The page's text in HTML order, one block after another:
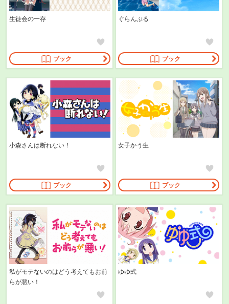
生徒会の一存
ブック
ぐらんぶる
ブック
小森さんは断れない！
ブック
女子かう生
ブック
私がモテないのはどう考えてもお前
らが悪い！
ゆゆ式